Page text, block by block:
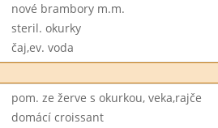
nové brambory m.m.
steril. okurky
čaj,ev. voda
pom. ze žerve s okurkou, veka,rajče
domácí croissant